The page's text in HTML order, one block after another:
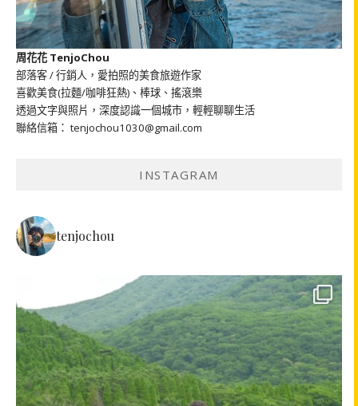
周花花 TenjoChou
部落客 / 行銷人，愛拍照的美食旅遊作家
喜歡美食(拉麵/咖啡狂熱)、棒球、搖滾樂
透過文字與照片，深度認識一個城市，輕輕聊聊生活
聯絡信箱： tenjochou1030@gmail.com
INSTAGRAM
tenjochou